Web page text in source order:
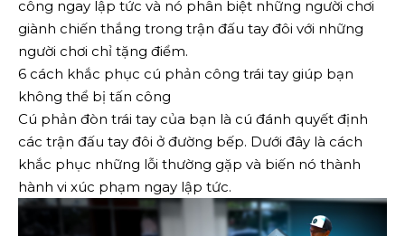
công ngay lập tức và nó phân biệt những người chơi
giành chiến thắng trong trận đấu tay đôi với những
người chơi chỉ tặng điểm.
6 cách khắc phục cú phản công trái tay giúp bạn
không thể bị tấn công
Cú phản đòn trái tay của bạn là cú đánh quyết định
các trận đấu tay đôi ở đường bếp. Dưới đây là cách
khắc phục những lỗi thường gặp và biến nó thành
hành vi xúc phạm ngay lập tức.